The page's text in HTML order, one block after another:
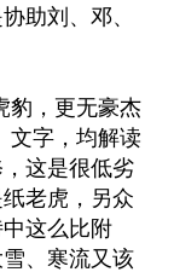
助刘、邓、
豹，更无豪杰
文字，均解读
这是很低劣
老虎，另众
这么比附
、寒流又该